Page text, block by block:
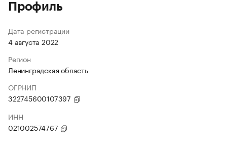
Профиль
Дата регистрации
4 августа 2022
Регион
Ленинградская область
ОГРНИП
322745600107397
ИНН
021002574767